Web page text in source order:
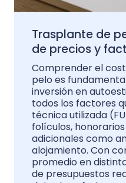
Trasplante de
de precios y
Comprender el
pelo es
inversión en
todos los factores
técnica utilizada
folículos,
adicionales como
alojamiento. Con
promedio en
de presupuestos